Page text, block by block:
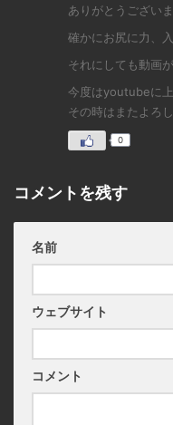
ありがとうございま
確かにお尻に力、
それにしても動画
今度はyoutubeに上
その時はまたよろ
0
コメントを残す
名前
ウェブサイト
コメント